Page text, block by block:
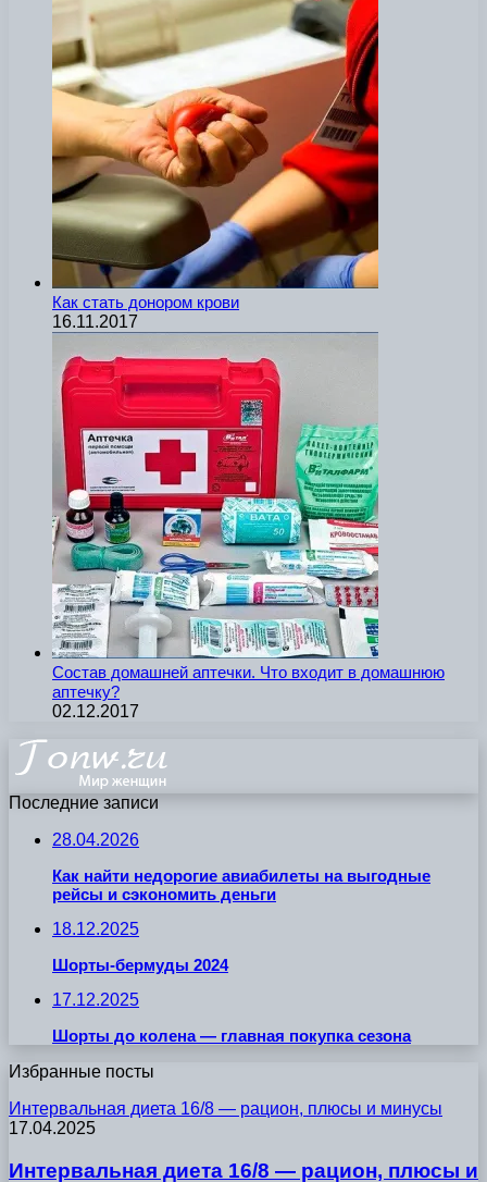
Как стать донором крови
16.11.2017
Состав домашней аптечки. Что входит в домашнюю
аптечку?
02.12.2017
Последние записи
28.04.2026
Как найти недорогие авиабилеты на выгодные
рейсы и сэкономить деньги
18.12.2025
Шорты-бермуды 2024
17.12.2025
Шорты до колена — главная покупка сезона
Избранные посты
Интервальная диета 16/8 — рацион, плюсы и минусы
17.04.2025
Интервальная диета 16/8 — рацион, плюсы и